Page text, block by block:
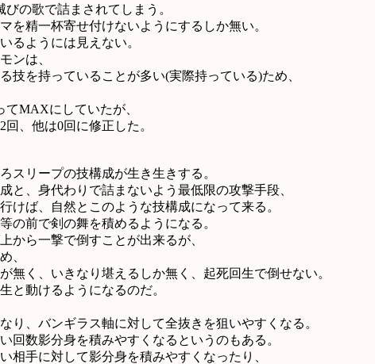
の歌で詰まされてしまう。
を精一杯寄せ付けないようにするしか無い。
るようには見えない。
ンは、
技を持っていることが多い(実際持っている)ため、
MAXにしていたが、
、他は0回に修正した。
スリープの技構成が生き生きする。
と、身代わりで詰まないよう最低限の攻撃手段、
けば、自然とこのような技構成になって来る。
の前で剣の舞を積めるようになる。
から一撃で倒すことが出来るが、
、
く、いきなり堪えるしか無く、起死回生で倒せない。
動けるようになるのだ。
、バンギラス軸に対して全抜きを狙いやすくなる。
回数影分身を積みやすくなるというのもある。
相手に対して影分身を積みやすくなったり、